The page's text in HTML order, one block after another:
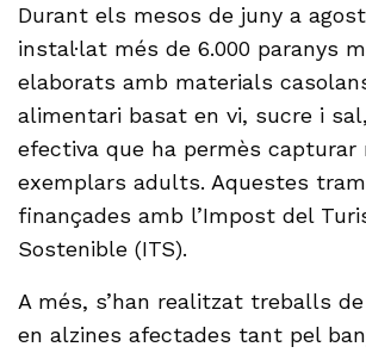
Durant els mesos de juny a
instal·lat més de 6.000 paranys
elaborats amb materials
alimentari basat en vi, sucre i
efectiva que ha permès capturar
exemplars adults. Aquestes
finançades amb l’Impost del
Sostenible (ITS).
A més, s’han realitzat treballs
en alzines afectades tant pel